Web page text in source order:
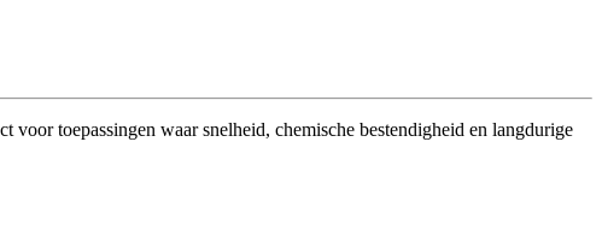
toepassingen waar snelheid, chemische bestendigheid en langdurige